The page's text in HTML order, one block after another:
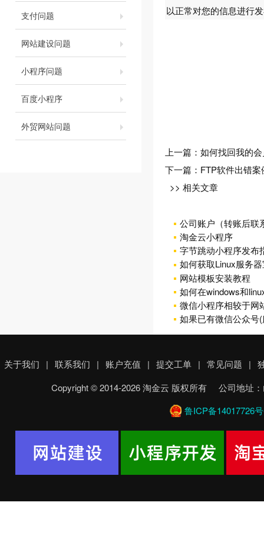
支付问题
网站建设问题
小程序问题
百度小程序
外贸网站问题
以正常对您的信息进行
上一篇： 如何找回我的
下一篇： FTP软件出错案
>> 相关文章
公司账户（转账后联
淘金云小程序
字节跳动小程序发布
如何获取Linux服务
网站模板安装教程
如何在windows和
微信小程序相较于网
如果已有微信公众号
关于我们 | 联系我们 | 账户充值 | 提交工单 | 常见问题 |
Copyright © 2014-2026 淘金云 版权所有 公司地址
鲁ICP备14017726